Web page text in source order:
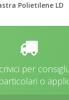
Polietilene LD
per
o